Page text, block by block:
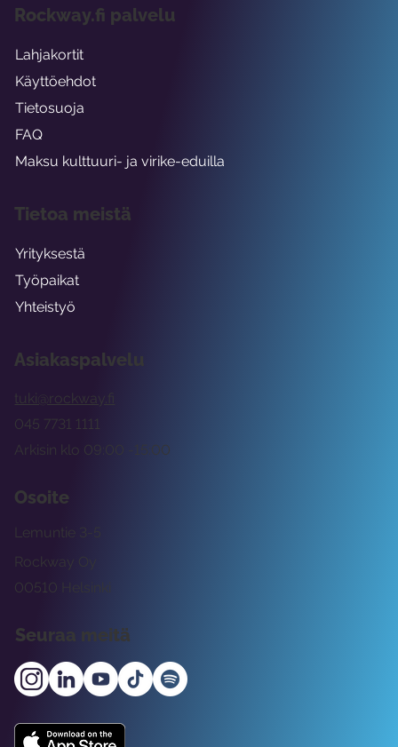
Asiakaspalvelu
tuki@rockway.fi
Arkisin klo 09:00 -15:00
045 7731 1111
Osoite
Rockway Oy
Lemuntie 3-5
00510 Helsinki
Seuraa meitä
Rockway.fi palvelu
Lahjakortit
Käyttöehdot
Tietosuoja
FAQ
Maksu kulttuuri- ja virike-eduilla
Tietoa meistä
Yrityksestä
Työpaikat
Yhteistyö